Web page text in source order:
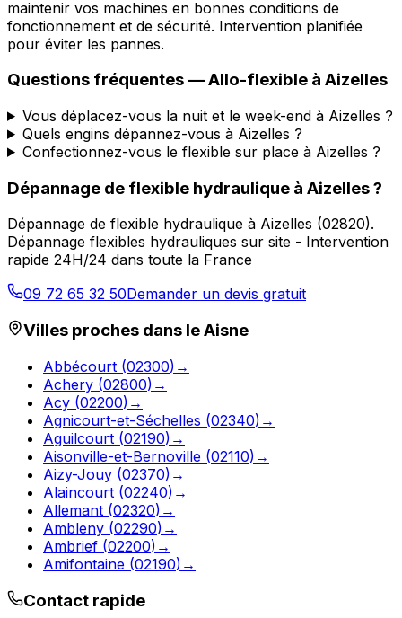
maintenir vos machines en bonnes conditions de
fonctionnement et de sécurité. Intervention planifiée
pour éviter les pannes.
Questions fréquentes —Allo-flexible à Aizelles
Vous déplacez-vous la nuit et le week-end à Aizelles ?
Quels engins dépannez-vous à Aizelles ?
Confectionnez-vous le flexible sur place à Aizelles ?
Dépannage de flexible hydraulique à Aizelles?
Dépannage de flexible hydraulique à Aizelles (02820).
Dépannage flexibles hydrauliques sur site - Intervention
rapide 24H/24 dans toute la France
09 72 65 32 50Demander un devis gratuit
Villes proches dans leAisne
Abbécourt (02300) →
Achery (02800) →
Acy (02200) →
Agnicourt-et-Séchelles (02340) →
Aguilcourt (02190) →
Aisonville-et-Bernoville (02110) →
Aizy-Jouy (02370) →
Alaincourt (02240) →
Allemant (02320) →
Ambleny (02290) →
Ambrief (02200) →
Amifontaine (02190) →
Contact rapide